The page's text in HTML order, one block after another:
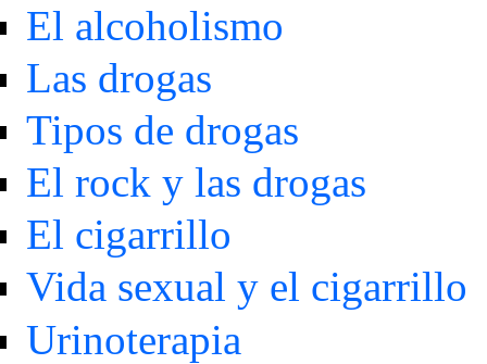
El alcoholismo
Las drogas
Tipos de drogas
El rock y las drogas
El cigarrillo
Vida sexual y el cigarrillo
Urinoterapia